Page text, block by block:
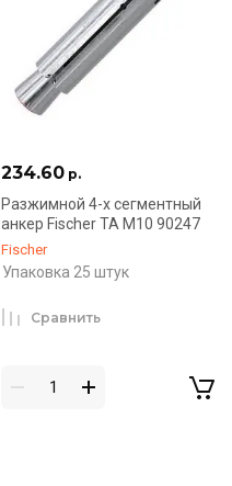
234.60 р.
Разжимной 4-х сегментный
анкер Fischer TA M10 90247
Fischer
Упаковка 25 штук
Сравнить